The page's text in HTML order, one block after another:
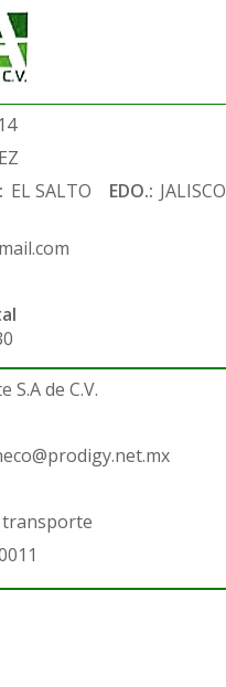
EL SALTO EDO.: JALISCO
de C.V.
transporte